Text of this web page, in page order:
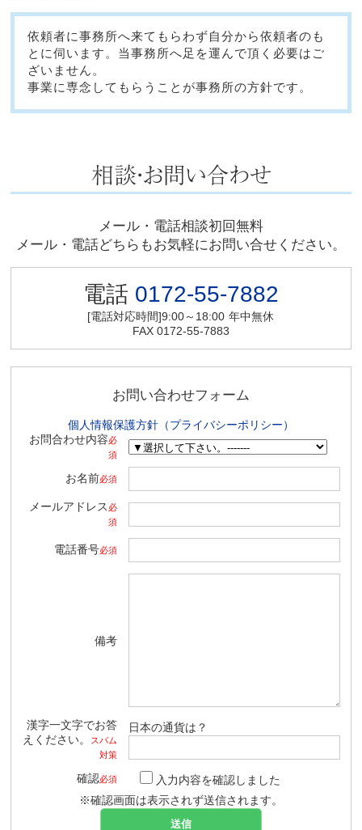
依頼者に事務所へ来てもらわず自分から依頼者のも
とに伺います。当事務所へ足を運んで頂く必要はご
ざいません。
事業に専念してもらうことが事務所の方針です。
メール・電話相談初回無料
メール・電話どちらもお気軽にお問い合せください。
電話 0172-55-7882
[電話対応時間]9:00～18:00 年中無休
FAX 0172-55-7883
お問い合わせフォーム
個人情報保護方針（プライバシーポリシー）
お問合わせ内容必
須
お名前必須
メールアドレス 必
須
電話番号必須
備考
漢字一文字でお答
えください。
スパム
対策
日本の通貨は？
確認必須
入力内容を確認しました
※確認画面は表示されず送信されます。